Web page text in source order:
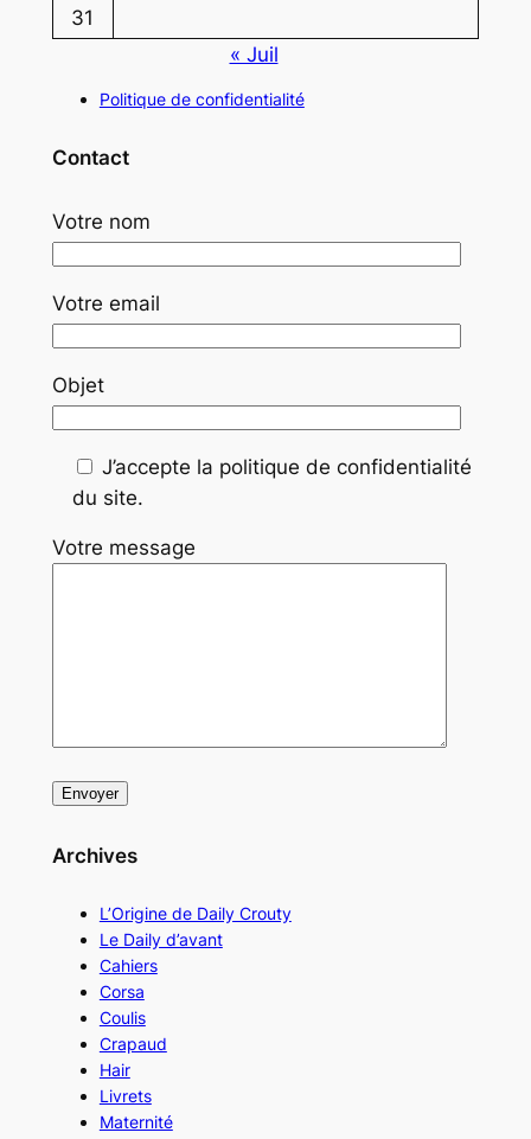
31
« Juil
Politique de confidentialité
Contact
Votre nom
Votre email
Objet
J’accepte la politique de confidentialité
du site.
Votre message
Archives
L’Origine de Daily Crouty
Le Daily d’avant
Cahiers
Corsa
Coulis
Crapaud
Hair
Livrets
Maternité